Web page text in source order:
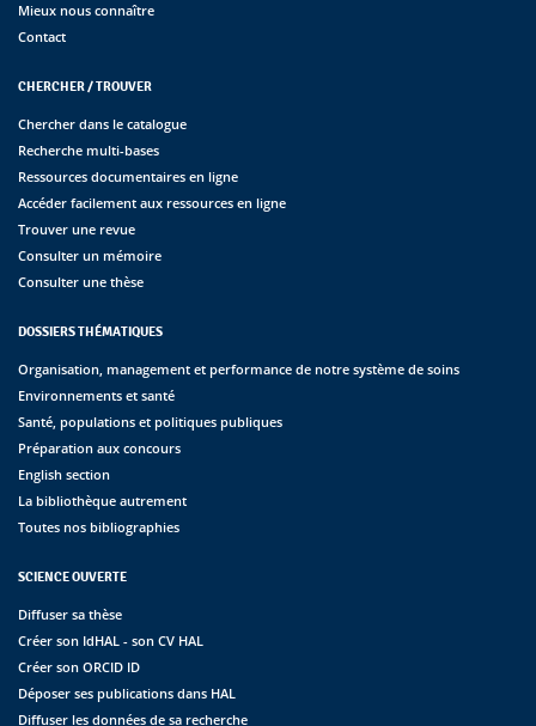
Mieux nous connaître
Contact
CHERCHER / TROUVER
Chercher dans le catalogue
Recherche multi-bases
Ressources documentaires en ligne
Accéder facilement aux ressources en ligne
Trouver une revue
Consulter un mémoire
Consulter une thèse
DOSSIERS THÉMATIQUES
Organisation, management et performance de notre système de soins
Environnements et santé
Santé, populations et politiques publiques
Préparation aux concours
English section
La bibliothèque autrement
Toutes nos bibliographies
SCIENCE OUVERTE
Diffuser sa thèse
Créer son IdHAL - son CV HAL
Créer son ORCID ID
Déposer ses publications dans HAL
Diffuser les données de sa recherche